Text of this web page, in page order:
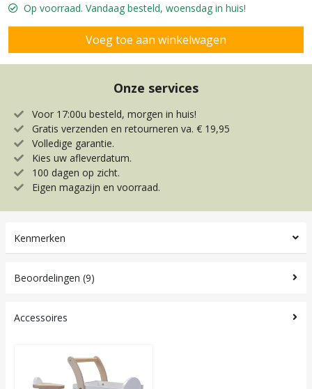
Op voorraad. Vandaag besteld, woensdag in huis!
Onze services
Voor 17:00u besteld, morgen in huis!
Gratis verzenden en retourneren va. € 19,95
Volledige garantie.
Kies uw afleverdatum.
100 dagen op zicht.
Eigen magazijn en voorraad.
Kenmerken
Beoordelingen (9)
Accessoires